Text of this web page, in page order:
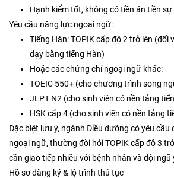
Hạnh kiểm tốt, không có tiền án tiền sự
Yêu cầu năng lực ngoại ngữ:
Tiếng Hàn: TOPIK cấp độ 2 trở lên (đối
dạy bằng tiếng Hàn)
Hoặc các chứng chỉ ngoại ngữ khác:
TOEIC 550+ (cho chương trình song
JLPT N2 (cho sinh viên có nền tảng
HSK cấp 4 (cho sinh viên có nền tảng
Đặc biệt lưu ý, ngành Điều dưỡng có yêu cầu
ngoại ngữ, thường đòi hỏi TOPIK cấp độ 3
cần giao tiếp nhiều với bệnh nhân và đội ngũ
Hồ sơ đăng ký & lộ trình thủ tục